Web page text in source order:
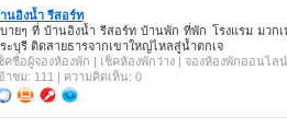
นอิงน้ำ รีสอร์ท
ายๆ ที่ บ้านอิงน้ำ รีสอร์ท บ้านพัก ที่พัก โรงแรม มวกเ
ะบุรี ติดสายธารจากเขาใหญ่ไหลสู่น้ำตกเจ
คชื่อผู้จองห้องพัก | เช็คห้องพักว่าง | จองห้องพักออนไลน์
าชม: 111 | ความคิดเห็น: 0